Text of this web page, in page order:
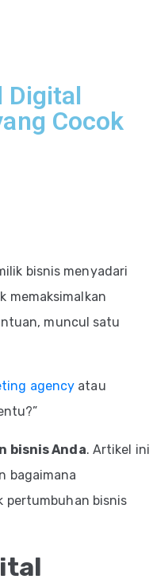
Digital
Cocok
bisnis menyadari
memaksimalkan
muncul satu
agency atau
bisnis Anda. Artikel ini
bagaimana
pertumbuhan bisnis